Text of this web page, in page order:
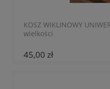
KOSZ WIKLINOWY
wielkości
45,00 zł